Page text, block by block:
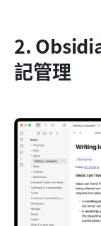
2.
記管理